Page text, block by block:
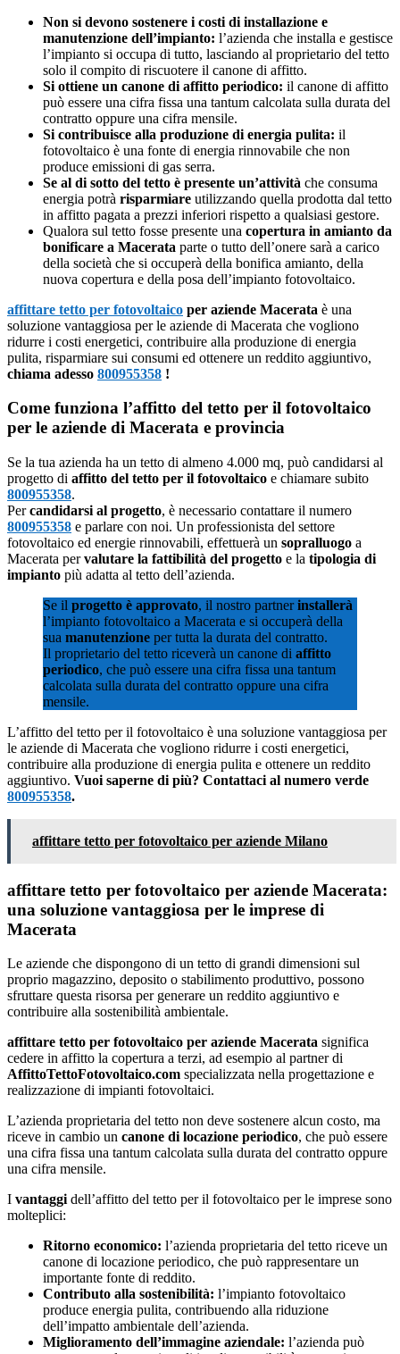
Non si devono sostenere i costi di installazione e
manutenzione dell’impianto: l’azienda che installa e gestisce
l’impianto si occupa di tutto, lasciando al proprietario del tetto
solo il compito di riscuotere il canone di affitto.
Si ottiene un canone di affitto periodico: il canone di affitto
può essere una cifra fissa una tantum calcolata sulla durata del
contratto oppure una cifra mensile.
Si contribuisce alla produzione di energia pulita: il
fotovoltaico è una fonte di energia rinnovabile che non
produce emissioni di gas serra.
Se al di sotto del tetto è presente un’attività che consuma
energia potrà risparmiare utilizzando quella prodotta dal tetto
in affitto pagata a prezzi inferiori rispetto a qualsiasi gestore.
Qualora sul tetto fosse presente una copertura in amianto da
bonificare a Macerata parte o tutto dell’onere sarà a carico
della società che si occuperà della bonifica amianto, della
nuova copertura e della posa dell’impianto fotovoltaico.
affittare tetto per fotovoltaico per aziende Macerata è una
soluzione vantaggiosa per le aziende di Macerata che vogliono
ridurre i costi energetici, contribuire alla produzione di energia
pulita, risparmiare sui consumi ed ottenere un reddito aggiuntivo,
chiama adesso 800955358 !
Come funziona l’affitto del tetto per il fotovoltaico
per le aziende di Macerata e provincia
Se la tua azienda ha un tetto di almeno 4.000 mq, può candidarsi al
progetto di affitto del tetto per il fotovoltaico e chiamare subito
800955358.
Percandidarsi al progetto, è necessario contattare il numero
800955358 e parlare con noi. Un professionista del settore
fotovoltaico ed energie rinnovabili, effettuerà un sopralluogo a
Macerata pervalutare la fattibilità del progetto e la tipologia di
impianto più adatta al tetto dell’azienda.
Se il progetto è approvato, il nostro partnerinstallerà
l’impianto fotovoltaico a Macerata e si occuperà della
sua manutenzione per tutta la durata del contratto.
Il proprietario del tetto riceverà un canone di affitto
periodico, che può essere una cifra fissa una tantum
calcolata sulla durata del contratto oppure una cifra
mensile.
L’affitto del tetto per il fotovoltaico è una soluzione vantaggiosa per
le aziende di Macerata che vogliono ridurre i costi energetici,
contribuire alla produzione di energia pulita e ottenere un reddito
aggiuntivo. Vuoi saperne di più? Contattaci al numero verde
800955358.
affittare tetto per fotovoltaico per aziende Milano
affittare tetto per fotovoltaico per aziende Macerata:
una soluzione vantaggiosa per le imprese di
Macerata
Le aziende che dispongono di un tetto di grandi dimensioni sul
proprio magazzino, deposito o stabilimento produttivo, possono
sfruttare questa risorsa per generare un reddito aggiuntivo e
contribuire alla sostenibilità ambientale.
affittare tetto per fotovoltaico per aziende Macerata significa
cedere in affitto la copertura a terzi, ad esempio al partner di
AffittoTettoFotovoltaico.com specializzata nella progettazione e
realizzazione di impianti fotovoltaici.
L’azienda proprietaria del tetto non deve sostenere alcun costo, ma
riceve in cambio un canone di locazione periodico, che può essere
una cifra fissa una tantum calcolata sulla durata del contratto oppure
una cifra mensile.
I vantaggi dell’affitto del tetto per il fotovoltaico per le imprese sono
molteplici:
Ritorno economico: l’azienda proprietaria del tetto riceve un
canone di locazione periodico, che può rappresentare un
importante fonte di reddito.
Contributo alla sostenibilità: l’impianto fotovoltaico
produce energia pulita, contribuendo alla riduzione
dell’impatto ambientale dell’azienda.
Miglioramento dell’immagine aziendale: l’azienda può